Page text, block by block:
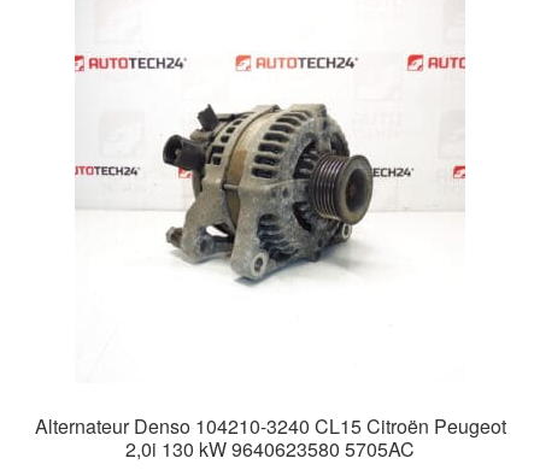
Alternateur Denso 104210-3240 CL15 Citroën Peugeot
2,0i 130 kW 9640623580 5705AC